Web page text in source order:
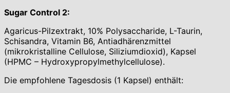
Sugar Control 2:
Agaricus-Pilzextrakt, 10% Polysaccharide, L-Taurin,
Schisandra, Vitamin B6, Antiadhärenzmittel
(mikrokristalline Cellulose, Siliziumdioxid), Kapsel
(HPMC – Hydroxypropylmethylcellulose).
Die empfohlene Tagesdosis (1 Kapsel) enthält: